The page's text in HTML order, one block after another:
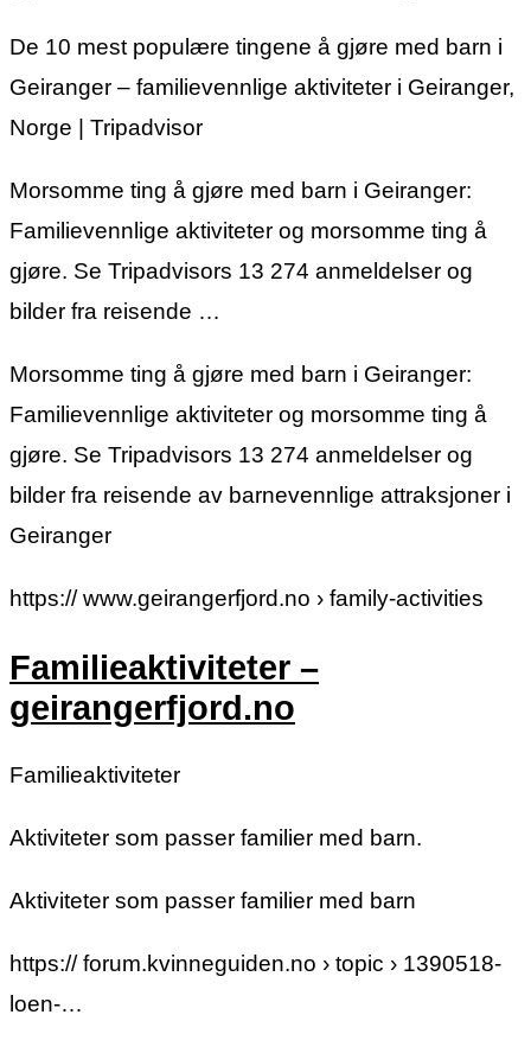
De 10 mest populære tingene å gjøre med barn i
Geiranger – familievennlige aktiviteter i Geiranger,
Norge | Tripadvisor
Morsomme ting å gjøre med barn i Geiranger:
Familievennlige aktiviteter og morsomme ting å
gjøre. Se Tripadvisors 13 274 anmeldelser og
bilder fra reisende …
Morsomme ting å gjøre med barn i Geiranger:
Familievennlige aktiviteter og morsomme ting å
gjøre. Se Tripadvisors 13 274 anmeldelser og
bilder fra reisende av barnevennlige attraksjoner i
Geiranger
https:// www.geirangerfjord.no › family-activities
Familieaktiviteter –
geirangerfjord.no
Familieaktiviteter
Aktiviteter som passer familier med barn.
Aktiviteter som passer familier med barn
https:// forum.kvinneguiden.no › topic › 1390518-
loen-…